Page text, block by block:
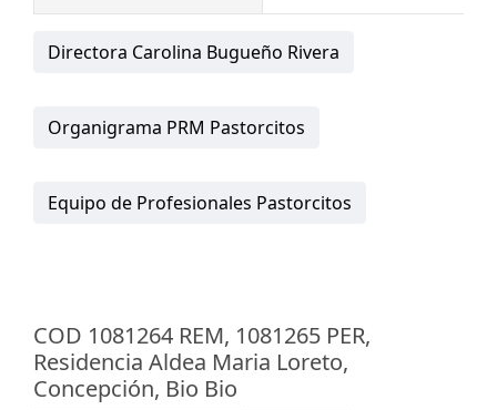
Directora Carolina Bugueño Rivera
Organigrama PRM Pastorcitos
Equipo de Profesionales Pastorcitos
COD 1081264 REM, 1081265 PER,
Residencia Aldea Maria Loreto,
Concepción, Bio Bio